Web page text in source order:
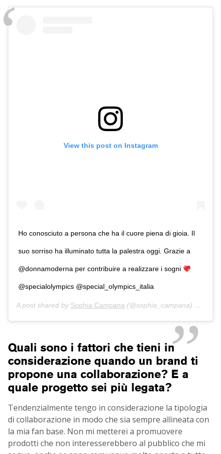
View this post on Instagram
Ho conosciuto a persona che ha il cuore piena di gioia. Il
suo sorriso ha illuminato tutta la palestra oggi. Grazie a
@donnamoderna per contribuire a realizzare i sogni
@specialolympics @special_olympics_italia
A post shared by Sophia Campana (@sophia_campana) on
Quali sono i fattori che tieni in
considerazione quando un brand ti
propone una collaborazione? E a
quale progetto sei più legata?
Tendenzialmente tengo in considerazione la tipologia
di collaborazione in modo che sia sempre allineata con
la mia fan base. Non mi metterei a promuovere
prodotti che non interesserebbero al pubblico che mi